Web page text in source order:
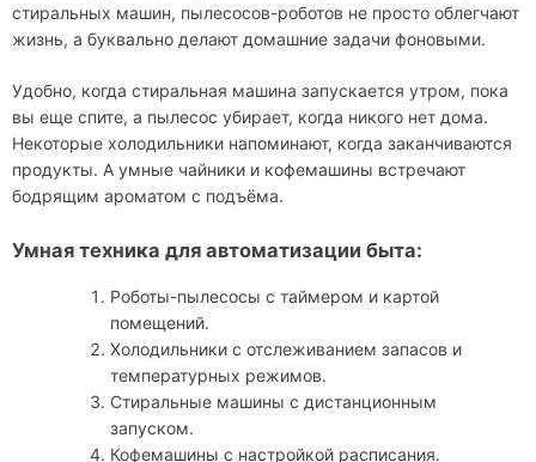
стиральных машин, пылесосов-роботов не просто облегчают
жизнь, а буквально делают домашние задачи фоновыми.
Удобно, когда стиральная машина запускается утром, пока
вы еще спите, а пылесос убирает, когда никого нет дома.
Некоторые холодильники напоминают, когда заканчиваются
продукты. А умные чайники и кофемашины встречают
бодрящим ароматом с подъёма.
Умная техника для автоматизации быта:
Роботы-пылесосы с таймером и картой
помещений.
Холодильники с отслеживанием запасов и
температурных режимов.
Стиральные машины с дистанционным
запуском.
Кофемашины с настройкой расписания.